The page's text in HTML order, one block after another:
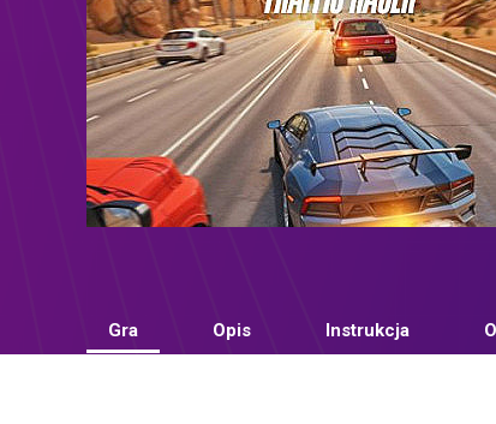
Gra Opis Instrukcja